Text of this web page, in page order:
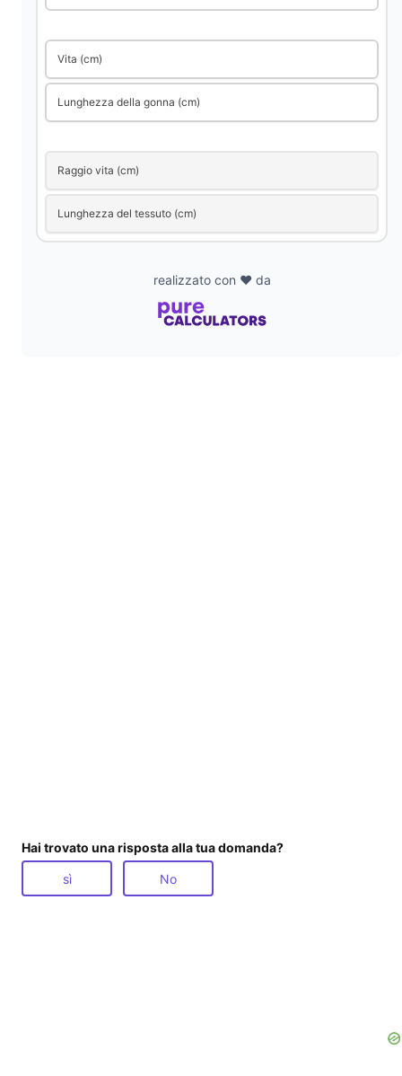
o
Vita (cm)
Lunghezza della gonna (cm)
Raggio vita (cm)
Lunghezza del tessuto (cm)
realizzato con ❤️ da
Hai trovato una risposta alla tua domanda?
sì No